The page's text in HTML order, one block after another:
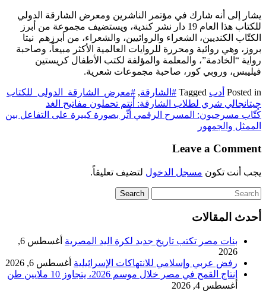
يشار إلى أنه شارك في مؤتمر الناشرين ومعرض الشارقة الدولي
للكتاب هذا العام 19 دار نشر كندية، ويستضيف مجموعة من أبرز
الكتّاب الكنديين، الشعراء والروائيين، والشعراء، من أبرزهم نيتا
بروز، وهي روائية ومحررة للروايات العالمية الأكثر مبيعاً، وصاحبة
رواية “الخادمة”، والمعلمة والمؤلفة لكتب الأطفال كريستين
فيليبس، وروبي كور، صاحبة مجموعات شعرية.
Posted in أدب Tagged #الشارقة, #معرض_الشارقة_الدولى_للكتاب
تصفّح
المقالات
جيتانجالي شري لطلاب الشارقة: أنتم تحملون مفاتيح الغد
كُتّاب مسرحيون: المسرح الرقمي أثّر بصورة كبيرة على التفاعل بين
الممثل والجمهور
Leave a Comment
يجب أنت تكون مسجل الدخول لتضيف تعليقاً.
أحدث المقالات
بنات مصر تكتب تاريخ جديد لكرة اليد المصرية
أغسطس 6,
2026
رفض عربي وإسلامي للانتهاكات الإسرائيلية أغسطس 6, 2026
إنتاج القمح في مصر خلال موسم 2026، يتجاوز 10 ملايين طن
أغسطس 4, 2026